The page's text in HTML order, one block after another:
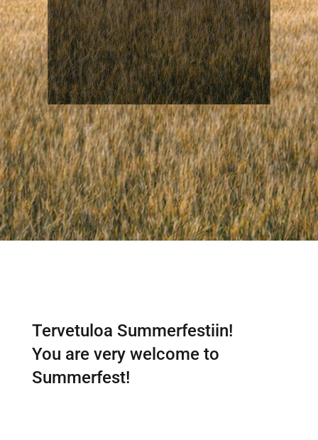
Tervetuloa Summerfestiin!
You are very welcome to
Summerfest!